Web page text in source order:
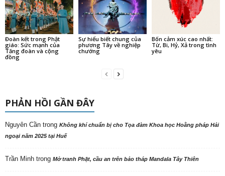
Đoàn kết trong Phật
giáo: Sức mạnh của
Tăng đoàn và cộng
đồng
Sự hiểu biết chung của
phương Tây về nghiệp
chướng
Bốn cảm xúc cao nhất:
Từ, Bi, Hỷ, Xả trong tình
yêu
PHẢN HỒI GẦN ĐÂY
Nguyên Cần trong Không khí chuẩn bị cho Tọa đàm Khoa học Hoằng pháp Hải
ngoại năm 2025 tại Huế
Trần Minh trong Mở tranh Phật, cầu an trên bảo tháp Mandala Tây Thiên